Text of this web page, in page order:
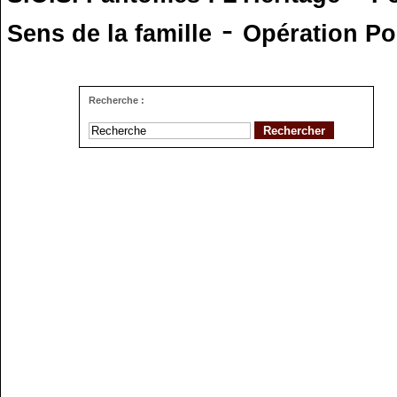
Sens de la famille - Opération
Recherche :